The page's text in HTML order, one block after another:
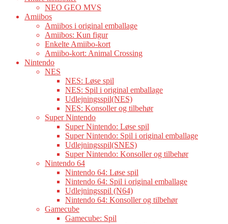
NEO GEO MVS
Amiibos
Amiibos i original emballage
Amiibos: Kun figur
Enkelte Amiibo-kort
Amiibo-kort: Animal Crossing
Nintendo
NES
NES: Løse spil
NES: Spil i original emballage
Udlejningsspil(NES)
NES: Konsoller og tilbehør
Super Nintendo
Super Nintendo: Løse spil
Super Nintendo: Spil i original emballage
Udlejningsspil(SNES)
Super Nintendo: Konsoller og tilbehør
Nintendo 64
Nintendo 64: Løse spil
Nintendo 64: Spil i original emballage
Udlejningsspil (N64)
Nintendo 64: Konsoller og tilbehør
Gamecube
Gamecube: Spil